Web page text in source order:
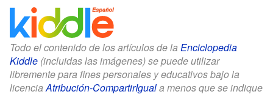
Todo el contenido de los artículos de la Enciclopedia
Kiddle (incluidas las imágenes) se puede utilizar
libremente para fines personales y educativos bajo la
licenciaAtribución-CompartirIguala menos que se indique